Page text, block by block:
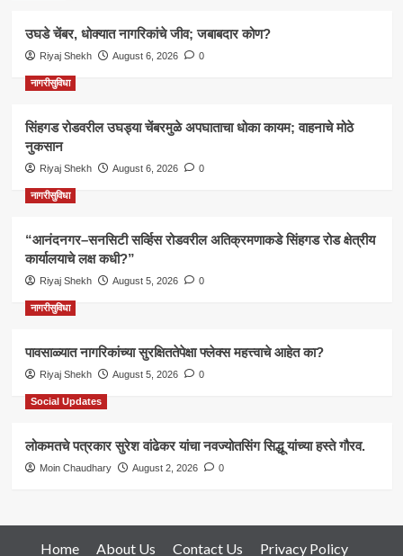
उघडे चेंबर, धोक्यात नागरिकांचे जीव; जबाबदार कोण?
Riyaj Shekh August 6, 2026 0
नागरीसुविधा
सिंहगड रोडवरील उघड्या चेंबरमुळे अपघाताचा धोका कायम; वाहनाचे मोठे
नुकसान
Riyaj Shekh August 6, 2026 0
नागरीसुविधा
“आनंदनगर–सनसिटी सर्व्हिस रोडवरील अतिक्रमणाकडे सिंहगड रोड क्षेत्रीय
कार्यालयाचे लक्ष कधी?”
Riyaj Shekh August 5, 2026 0
नागरीसुविधा
पावसाळ्यात नागरिकांच्या सुरक्षिततेपेक्षा फ्लेक्स महत्त्वाचे आहेत का?
Riyaj Shekh August 5, 2026 0
Social Updates
लोकमतचे पत्रकार सुरेश वांढेकर यांचा नवज्योतसिंग सिद्धू यांच्या हस्ते गौरव.
Moin Chaudhary August 2, 2026 0
Home About Us Contact Us Privacy Policy